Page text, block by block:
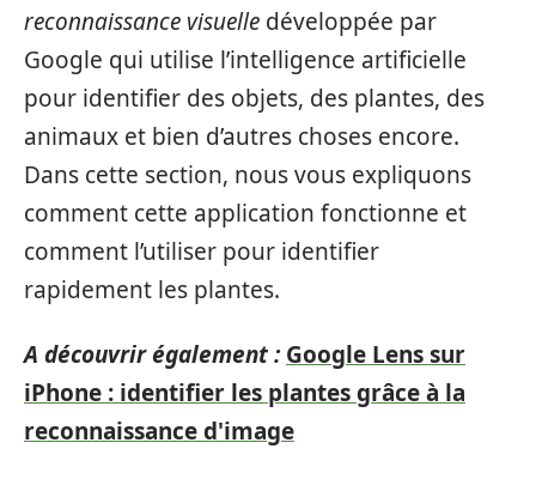
reconnaissance visuelle développée par
Google qui utilise l’intelligence artificielle
pour identifier des objets, des plantes, des
animaux et bien d’autres choses encore.
Dans cette section, nous vous expliquons
comment cette application fonctionne et
comment l’utiliser pour identifier
rapidement les plantes.
A découvrir également : Google Lens sur
iPhone : identifier les plantes grâce à la
reconnaissance d'image